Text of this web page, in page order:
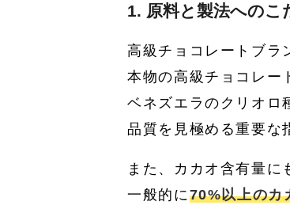
1. 原料と製法へのこ
高級チョコレートブラ
本物の高級チョコレー
ベネズエラのクリオロ
品質を見極める重要な
また、カカオ含有量に
一般的に70%以上のカ